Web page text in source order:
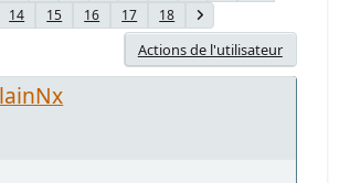
14 15 16 17 18
Actions de l'utilisateur